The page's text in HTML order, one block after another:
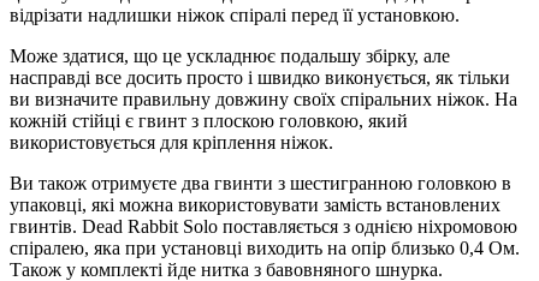
відрізати надлишки ніжок спіралі перед її установкою.
Може здатися, що це ускладнює подальшу збірку, але
насправді все досить просто і швидко виконується, як тільки
ви визначите правильну довжину своїх спіральних ніжок. На
кожній стійці є гвинт з плоскою головкою, який
використовується для кріплення ніжок.
Ви також отримуєте два гвинти з шестигранною головкою в
упаковці, які можна використовувати замість встановлених
гвинтів. Dead Rabbit Solo поставляється з однією ніхромовою
спіралею, яка при установці виходить на опір близько 0,4 Ом.
Також у комплекті йде нитка з бавовняного шнурка.